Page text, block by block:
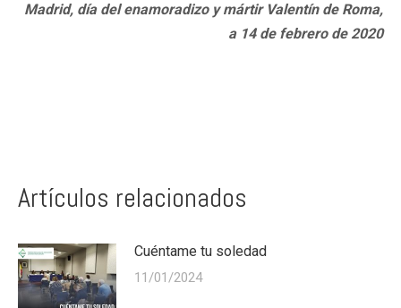
Madrid, día del enamoradizo y mártir Valentín de Roma,
a 14 de febrero de 2020
Artículos relacionados
Cuéntame tu soledad
11/01/2024